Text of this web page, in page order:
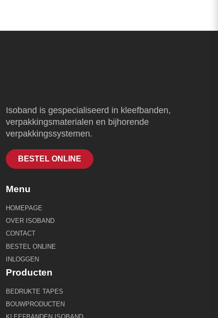
Isoband is gespecialiseerd in kleefbanden,
verpakkingsmaterialen en bijhorende
verpakkingssystemen.
BESTEL ONLINE
Menu
HOMEPAGE
OVER ISOBAND
CONTACT
BESTEL ONLINE
INLOGGEN
Producten
BEDRUKTE TAPES
BOUWPRODUCTEN